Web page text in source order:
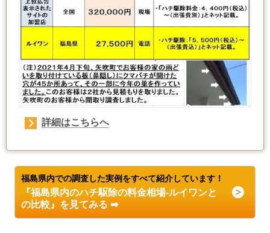
詳細はこちらへ
福島県内での調査した実例をすべて紹介しています！
『福島県内のハチ駆除の料金相場-ルイワンと
の比較』を見てみる ➡